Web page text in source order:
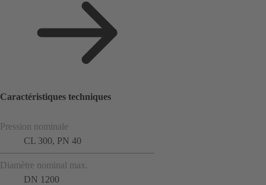
Caractéristiques techniques
Pression nominale
CL 300, PN 40
Diamètre nominal max.
DN 1200